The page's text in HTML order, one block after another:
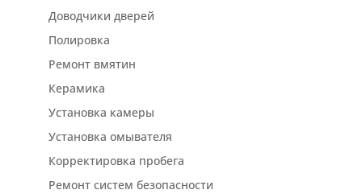
Доводчики дверей
Полировка
Ремонт вмятин
Керамика
Установка камеры
Установка омывателя
Корректировка пробега
Ремонт систем безопасности